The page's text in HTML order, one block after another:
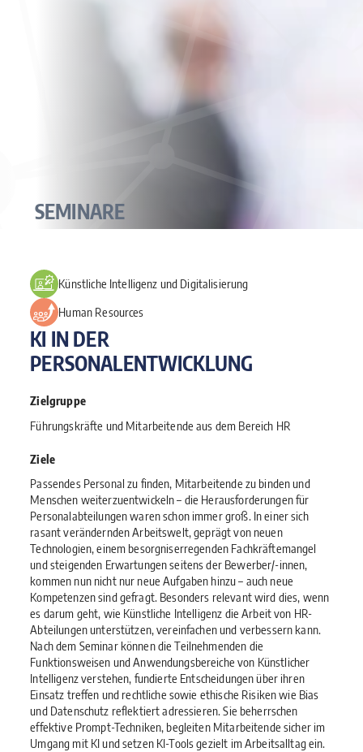
SEMINARE
Künstliche Intelligenz und Digitalisierung
Human Resources
KI IN DER
PERSONALENTWICKLUNG
Zielgruppe
Führungskräfte und Mitarbeitende aus dem Bereich HR
Ziele
Passendes Personal zu finden, Mitarbeitende zu binden und
Menschen weiterzuentwickeln – die Herausforderungen für
Personalabteilungen waren schon immer groß. In einer sich
rasant verändernden Arbeitswelt, geprägt von neuen
Technologien, einem besorgniserregenden Fachkräftemangel
und steigenden Erwartungen seitens der Bewerber/-innen,
kommen nun nicht nur neue Aufgaben hinzu – auch neue
Kompetenzen sind gefragt. Besonders relevant wird dies, wenn
es darum geht, wie Künstliche Intelligenz die Arbeit von HR-
Abteilungen unterstützen, vereinfachen und verbessern kann.
Nach dem Seminar können die Teilnehmenden die
Funktionsweisen und Anwendungsbereiche von Künstlicher
Intelligenz verstehen, fundierte Entscheidungen über ihren
Einsatz treffen und rechtliche sowie ethische Risiken wie Bias
und Datenschutz reflektiert adressieren. Sie beherrschen
effektive Prompt-Techniken, begleiten Mitarbeitende sicher im
Umgang mit KI und setzen KI-Tools gezielt im Arbeitsalltag ein.